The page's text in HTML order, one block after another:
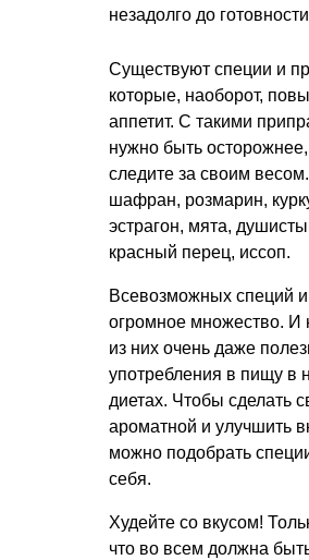
незадолго до
Существуют специи и
которые, наоборот,
аппетит. С такими
нужно быть
следите за своим
шафран, розмарин,
эстрагон, мята,
красный перец, иссоп.
Всевозможных специй
огромное множество. И
из них очень даже
употребления в пищу в
диетах. Чтобы сделать
ароматной и улучшить
можно подобрать
себя.
Худейте со вкусом!
что во всем должна